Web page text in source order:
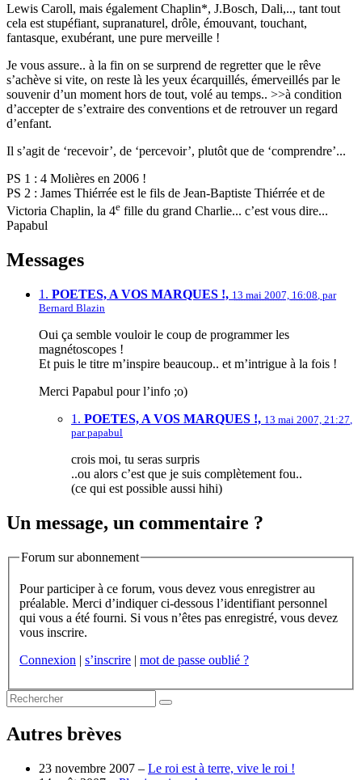
Lewis Caroll, mais également Chaplin*, J.Bosch, Dali,.., tant tout
cela est stupéfiant, supranaturel, drôle, émouvant, touchant,
fantasque, exubérant, une pure merveille !
Je vous assure.. à la fin on se surprend de regretter que le rêve
s’achève si vite, on reste là les yeux écarquillés, émerveillés par le
souvenir d’un moment hors de tout, volé au temps.. >>à condition
d’accepter de s’extraire des conventions et de retrouver un regard
d’enfant.
Il s’agit de ‘recevoir’, de ‘percevoir’, plutôt que de ‘comprendre’...
PS 1 : 4 Molières en 2006 !
PS 2 : James Thiérrée est le fils de Jean-Baptiste Thiérrée et de
Victoria Chaplin, la 4e fille du grand Charlie... c’est vous dire...
Papabul
Messages
1. POETES, A VOS MARQUES !, 13 mai 2007, 16:08, par
Bernard Blazin
Oui ça semble vouloir le coup de programmer les
magnétoscopes !
Et puis le titre m’inspire beaucoup.. et m’intrigue à la fois !
Merci Papabul pour l’info ;o)
1. POETES, A VOS MARQUES !, 13 mai 2007, 21:27,
parpapabul
crois moi, tu seras surpris
..ou alors c’est que je suis complètement fou..
(ce qui est possible aussi hihi)
Un message, un commentaire ?
Forum sur abonnement
Pour participer à ce forum, vous devez vous enregistrer au
préalable. Merci d’indiquer ci-dessous l’identifiant personnel
qui vous a été fourni. Si vous n’êtes pas enregistré, vous devez
vous inscrire.
Connexion | s’inscrire | mot de passe oublié ?
Autres brèves
23 novembre 2007 – Le roi est à terre, vive le roi !